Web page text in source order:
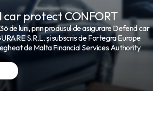
protect CONFORT
de luni, prin produsul de asigurare Defend car
S.R.L. și subscris de Fortegra Europe
de Malta Financial Services Authority